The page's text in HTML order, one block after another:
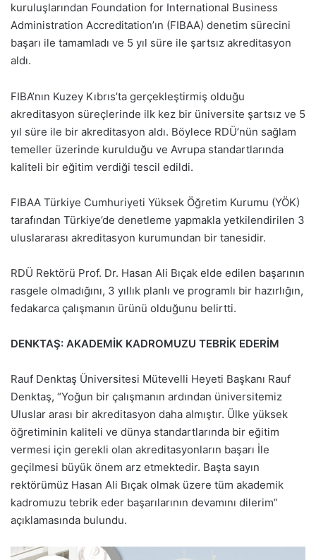
kuruluşlarından Foundation for International Business
Administration Accreditation’ın (FIBAA) denetim sürecini
başarı ile tamamladı ve 5 yıl süre ile şartsız akreditasyon
aldı.
FIBA’nın Kuzey Kıbrıs’ta gerçekleştirmiş olduğu
akreditasyon süreçlerinde ilk kez bir üniversite şartsız ve 5
yıl süre ile bir akreditasyon aldı. Böylece RDÜ’nün sağlam
temeller üzerinde kurulduğu ve Avrupa standartlarında
kaliteli bir eğitim verdiği tescil edildi.
FIBAA Türkiye Cumhuriyeti Yüksek Öğretim Kurumu (YÖK)
tarafından Türkiye’de denetleme yapmakla yetkilendirilen 3
uluslararası akreditasyon kurumundan bir tanesidir.
RDÜ Rektörü Prof. Dr. Hasan Ali Bıçak elde edilen başarının
rasgele olmadığını, 3 yıllık planlı ve programlı bir hazırlığın,
fedakarca çalışmanın ürünü olduğunu belirtti.
DENKTAŞ: AKADEMİK KADROMUZU TEBRİK EDERİM
Rauf Denktaş Üniversitesi Mütevelli Heyeti Başkanı Rauf
Denktaş, “Yoğun bir çalışmanın ardından üniversitemiz
Uluslar arası bir akreditasyon daha almıştır. Ülke yüksek
öğretiminin kaliteli ve dünya standartlarında bir eğitim
vermesi için gerekli olan akreditasyonların başarı İle
geçilmesi büyük önem arz etmektedir. Başta sayın
rektörümüz Hasan Ali Bıçak olmak üzere tüm akademik
kadromuzu tebrik eder başarılarının devamını dilerim”
açıklamasında bulundu.